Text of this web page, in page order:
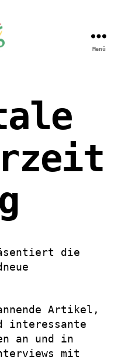
Menü
die
Artikel,
interessante
an und in
mit